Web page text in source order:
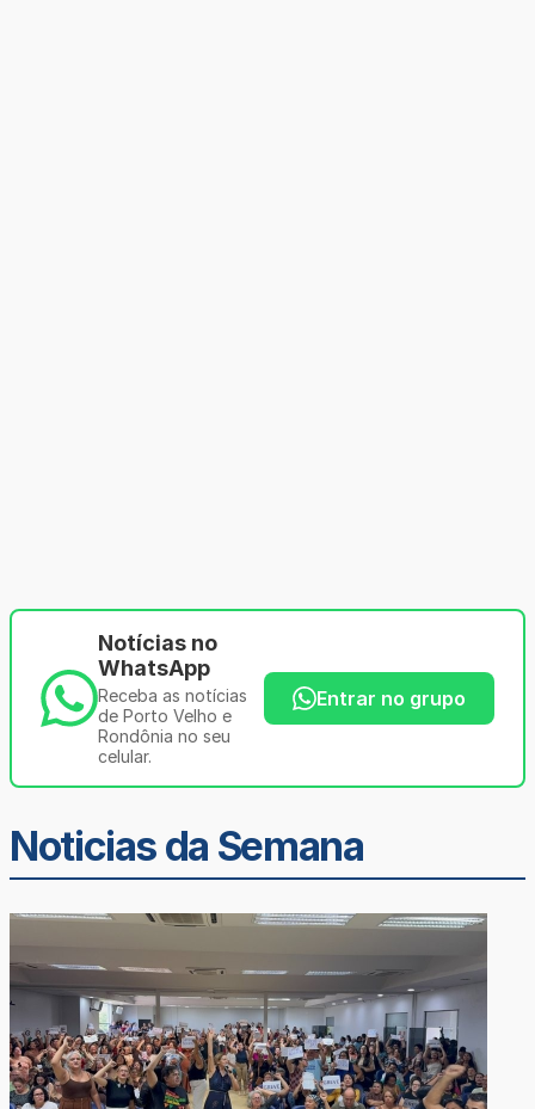
Notícias no
WhatsApp
Receba as notícias
de Porto Velho e
Rondônia no seu
celular.
Entrar no grupo
Noticias da Semana